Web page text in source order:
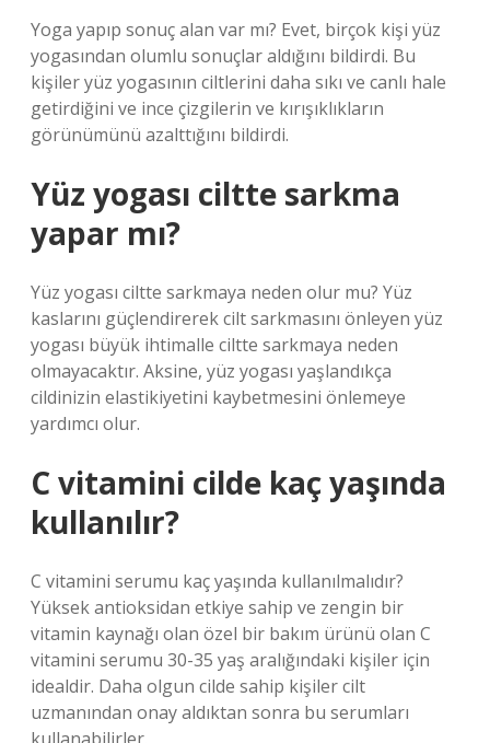
Yoga yapıp sonuç alan var mı? Evet, birçok kişi yüz
yogasından olumlu sonuçlar aldığını bildirdi. Bu
kişiler yüz yogasının ciltlerini daha sıkı ve canlı hale
getirdiğini ve ince çizgilerin ve kırışıklıkların
görünümünü azalttığını bildirdi.
Yüz yogası ciltte sarkma
yapar mı?
Yüz yogası ciltte sarkmaya neden olur mu? Yüz
kaslarını güçlendirerek cilt sarkmasını önleyen yüz
yogası büyük ihtimalle ciltte sarkmaya neden
olmayacaktır. Aksine, yüz yogası yaşlandıkça
cildinizin elastikiyetini kaybetmesini önlemeye
yardımcı olur.
C vitamini cilde kaç yaşında
kullanılır?
C vitamini serumu kaç yaşında kullanılmalıdır?
Yüksek antioksidan etkiye sahip ve zengin bir
vitamin kaynağı olan özel bir bakım ürünü olan C
vitamini serumu 30-35 yaş aralığındaki kişiler için
idealdir. Daha olgun cilde sahip kişiler cilt
uzmanından onay aldıktan sonra bu serumları